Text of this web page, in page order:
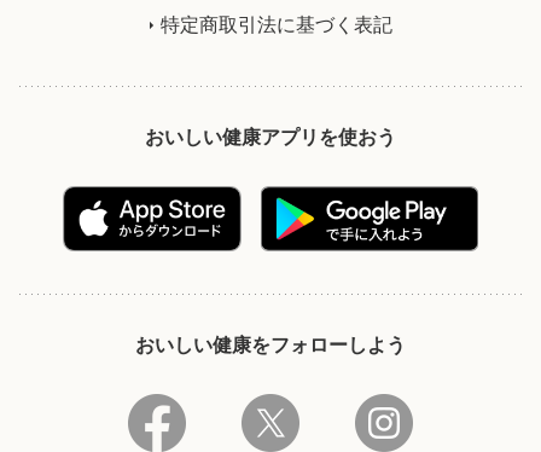
特定商取引法に基づく表記
おいしい健康アプリを使おう
おいしい健康をフォローしよう